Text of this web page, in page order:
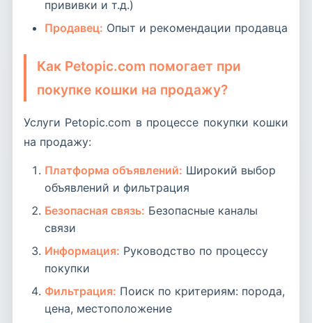
прививки и т.д.)
Продавец: Опыт и рекомендации продавца
Как Petopic.com помогает при
покупке кошки на продажу?
Услуги Petopic.com в процессе покупки кошки
на продажу:
Платформа объявлений: Широкий выбор
объявлений и фильтрация
Безопасная связь: Безопасные каналы
связи
Информация: Руководство по процессу
покупки
Фильтрация: Поиск по критериям: порода,
цена, местоположение